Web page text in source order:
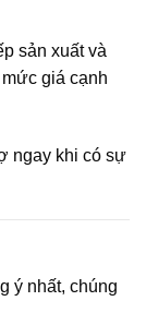
sản xuất và
giá cạnh
ngay khi có sự
ý nhất, chúng